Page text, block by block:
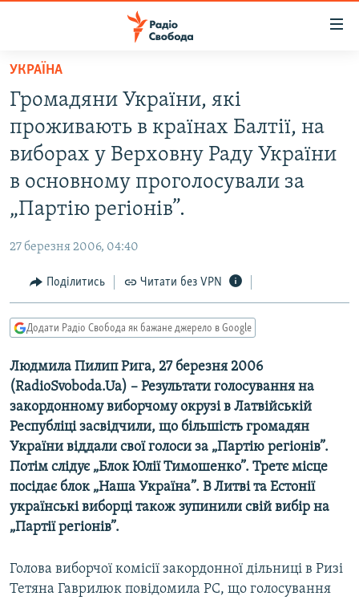
Перейти
основного
матеріалу
Перейти
до
основної
навігації
Перейти
до
ВСЕ ЗА ДОБУ
СТАТТІ
ЕКОНОМІКА
СПОРТ
УКРАЇНА
РОСІЙСЬКА «ФІЛЬТРАЦІЯ»
КРИМ.РЕАЛІЇ
ТИ ЯК?
СХЕМИ
МУЛЬТИМЕДІА
ФОТО
СПЕЦПРОЄКТИ
ПОДКАСТИ
КРИМ РЕАЛІЇ
РУС
КТАТ
УКРАЇНА
Громадяни України, які
проживають в країнах Балтії, на
виборах у Верховну Раду України
в основному проголосували за
„Партію регіонів”.
27 березня 2006, 04:40
Поділитись Читати без VPN
Додати Радіо Свобода як бажане джерело в Google
Людмила Пилип Рига, 27 березня 2006
(RadioSvoboda.Ua) – Результати голосування на
закордонному виборчому окрузі в Латвійській
Республіці засвідчили, що більшість громадян
України віддали свої голоси за „Партію регіонів”.
Потім слідує „Блок Юлії Тимошенко”. Третє місце
посідає блок „Наша Україна”. В Литві та Естонії
українські виборці також зупинили свій вибір на
„Партії регіонів”.
Голова виборчої комісії закордонної дільниці в Ризі
Тетяна Гаврилюк повідомила РС, що голосування